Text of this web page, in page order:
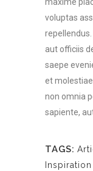
voluptas
aut officiis
saepe
et
non omnia
sapiente,
TAGS:
Inspiration